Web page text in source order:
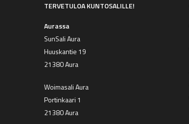
TERVETULOA KUNTOSALILLE!
Aurassa
SunSali Aura
Huuskantie 19
21380 Aura
Woimasali Aura
Portinkaari 1
21380 Aura